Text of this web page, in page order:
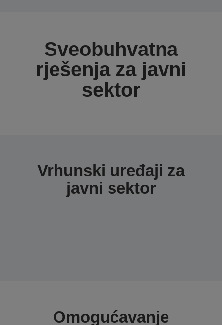
Sveobuhvatna
rješenja za javni
sektor
Vrhunski uređaji za
javni sektor
Omogućavanje